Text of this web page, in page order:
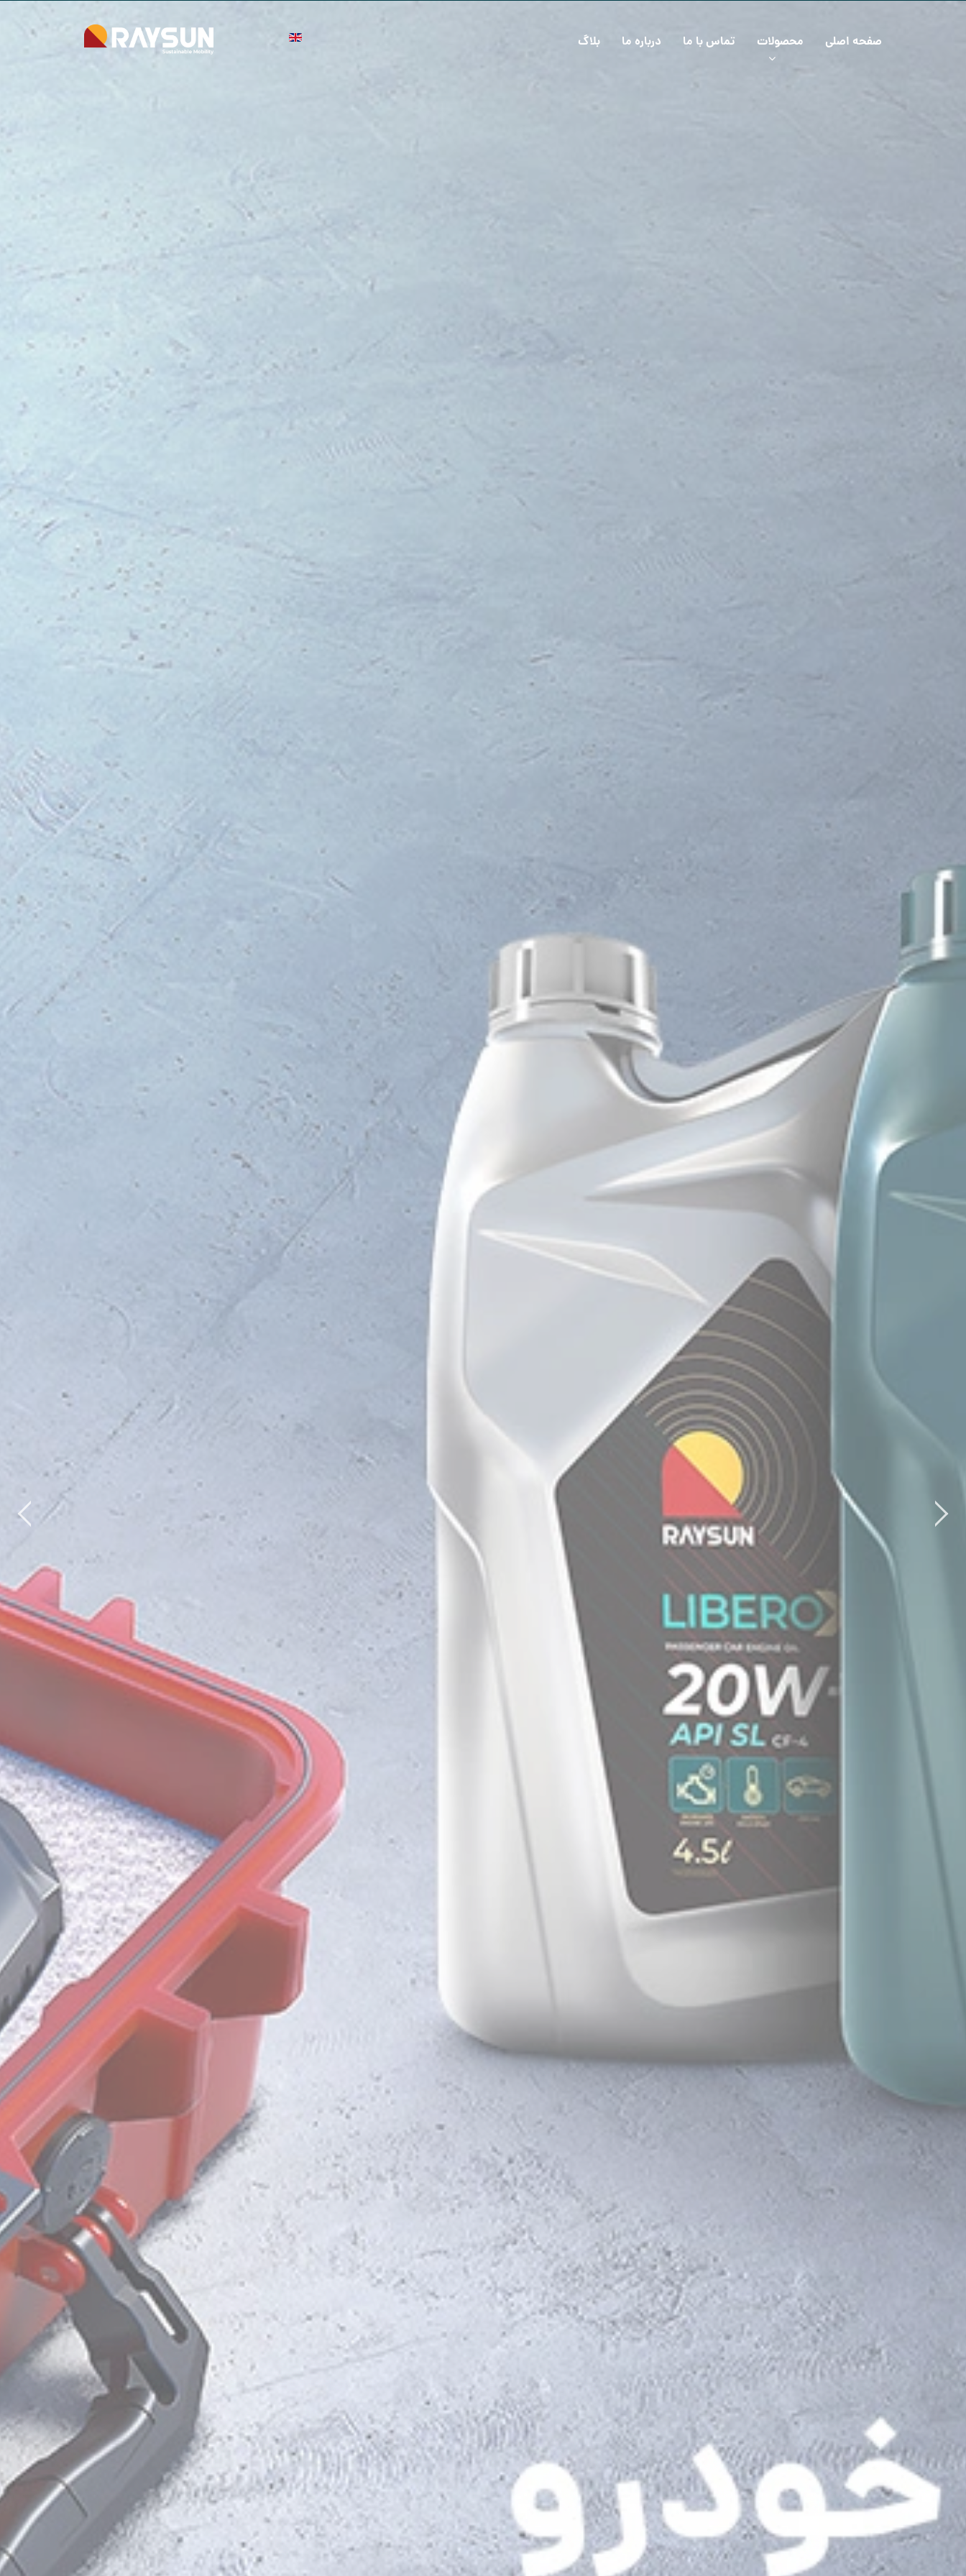
صفحه اصلی محصولات تماس با ما درباره ما بلاگ